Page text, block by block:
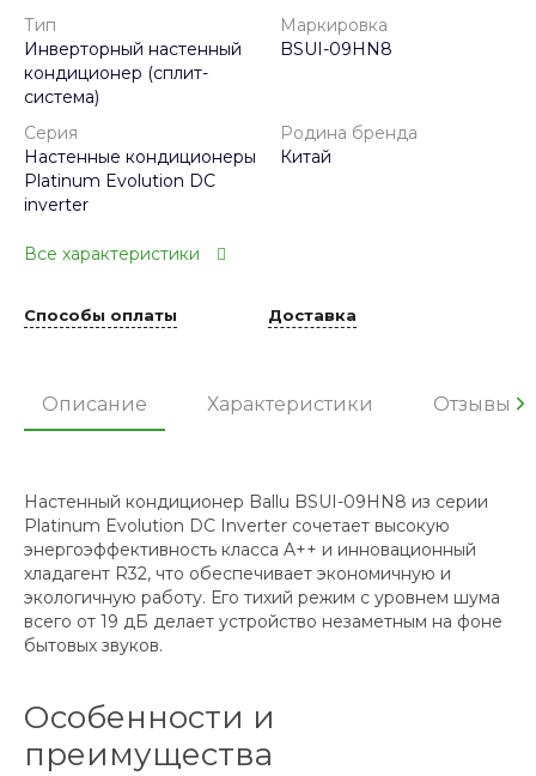
Тип
Инверторный настенный
кондиционер (сплит-
система)
Маркировка
BSUI-09HN8
Серия
Настенные кондиционеры
Platinum Evolution DC
inverter
Родина бренда
Китай
Все характеристики
Способы оплаты Доставка
Описание Характеристики Отзывы
Настенный кондиционер Ballu BSUI-09HN8 из серии
Platinum Evolution DC Inverter сочетает высокую
энергоэффективность класса A++ и инновационный
хладагент R32, что обеспечивает экономичную и
экологичную работу. Его тихий режим с уровнем шума
всего от 19 дБ делает устройство незаметным на фоне
бытовых звуков.
Особенности и
преимущества